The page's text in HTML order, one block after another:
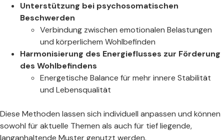
Unterstützung bei psychosomatischen
Beschwerden
Verbindung zwischen emotionalen Belastungen
und körperlichem Wohlbefinden
Harmonisierung des Energieflusses zur Förderung
des Wohlbefindens
Energetische Balance für mehr innere Stabilität
und Lebensqualität
Diese Methoden lassen sich individuell anpassen und können
sowohl für aktuelle Themen als auch für tief liegende,
langanhaltende Muster genutzt werden.